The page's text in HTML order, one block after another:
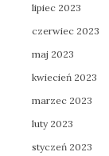
lipiec 2023
czerwiec 2023
maj 2023
kwiecień 2023
marzec 2023
luty 2023
styczeń 2023